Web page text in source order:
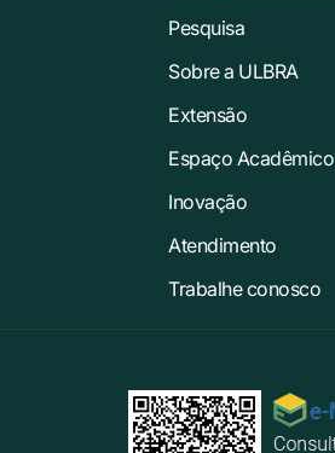
Pesquisa
Sobre a ULBRA
Extensão
Espaço Acadêmico
Inovação
Atendimento
Trabalhe conosco